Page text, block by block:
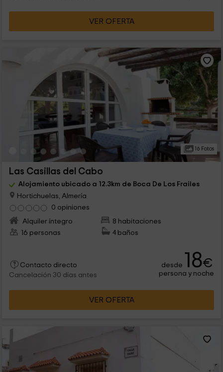
VER OFERTA
16 Fotos
Las Casillas del Cabo
Alojamiento ubicado a 12.3km de Boca De Los Frailes
Hortichuelas, Almería
0 opiniones
Alquiler íntegro
8 habitaciones
16 personas
4 baños
Contacto directo
Cancelación 30 días antes
desde 18€
persona y noche
VER OFERTA